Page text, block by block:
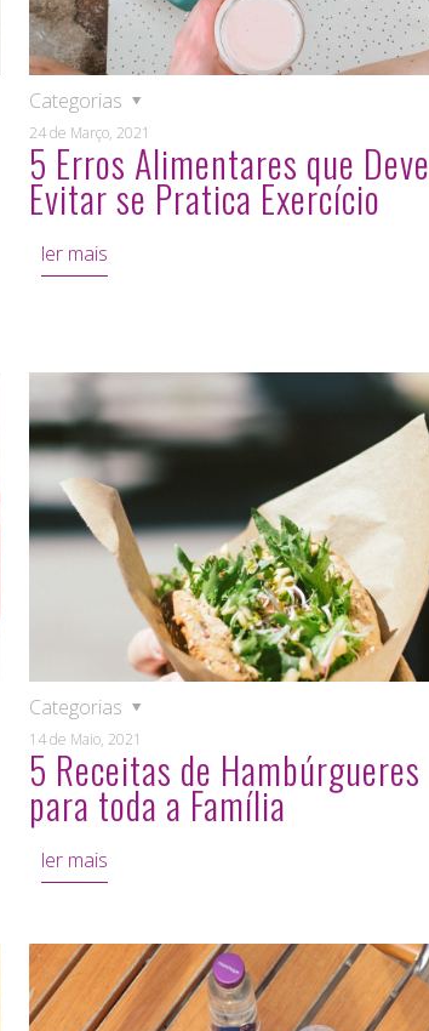
24 de Março, 2021
Categorias
5 Erros Alimentares que Deve
Evitar se Pratica Exercício
ler mais
14 de Maio, 2021
Categorias
5 Receitas de Hambúrgueres
para toda a Família
ler mais